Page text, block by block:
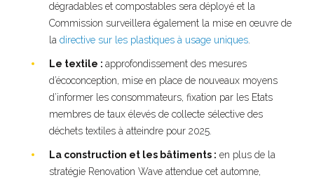
dégradables et compostables sera déployé et la
Commission surveillera également la mise en œuvre de
la directive sur les plastiques à usage uniques
Le textile : approfondissement des mesures
d’écoconception, mise en place de nouveaux moyens
d’informer les consommateurs, fixation par les Etats
membres de taux élevés de collecte sélective des
déchets textiles à atteindre pour 2025.
La construction et les bâtiments : en plus de la
stratégie Renovation Wave attendue cet automne,